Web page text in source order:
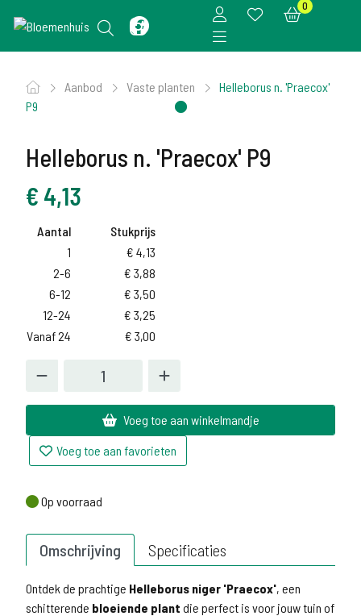
0
Aanbod Vaste planten
Helleborus n. 'Praecox'
P9
Helleborus n. 'Praecox' P9
€ 4,13
Aantal
Stukprijs
1
€ 4,13
2-6
€ 3,88
6-12
€ 3,50
12-24
€ 3,25
Vanaf 24
€ 3,00
Voeg toe aan winkelmandje
Voeg toe aan favorieten
Op voorraad
Op voorraad
Omschrijving Specificaties
Ontdek de prachtige Helleborus niger 'Praecox', een
schitterende bloeiende plant die perfect is voor jouw tuin of